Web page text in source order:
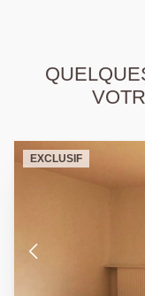
EXCLUSIF